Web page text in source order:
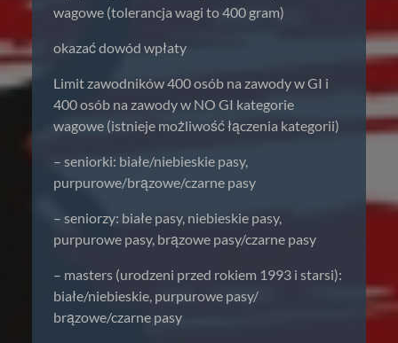
wagowe (tolerancja wagi to 400 gram)
okazać dowód wpłaty
Limit zawodników 400 osób na zawody w GI i
400 osób na zawody w NO GI kategorie
wagowe (istnieje możliwość łączenia kategorii)
– seniorki: białe/niebieskie pasy,
purpurowe/brązowe/czarne pasy
– seniorzy: białe pasy, niebieskie pasy,
purpurowe pasy, brązowe pasy/czarne pasy
– masters (urodzeni przed rokiem 1993 i starsi):
białe/niebieskie, purpurowe pasy/
brązowe/czarne pasy